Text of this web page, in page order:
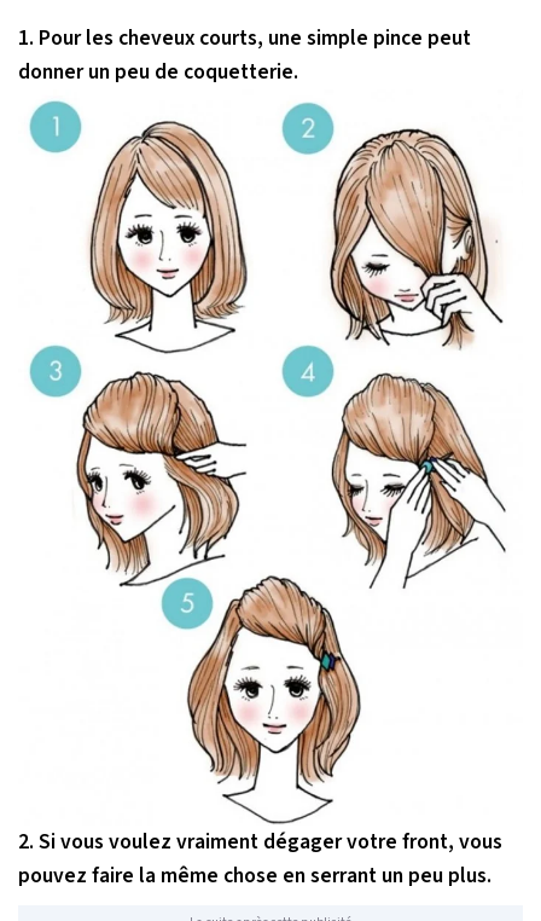
1. Pour les cheveux courts, une simple pince peut
donner un peu de coquetterie.
2. Si vous voulez vraiment dégager votre front, vous
pouvez faire la même chose en serrant un peu plus.